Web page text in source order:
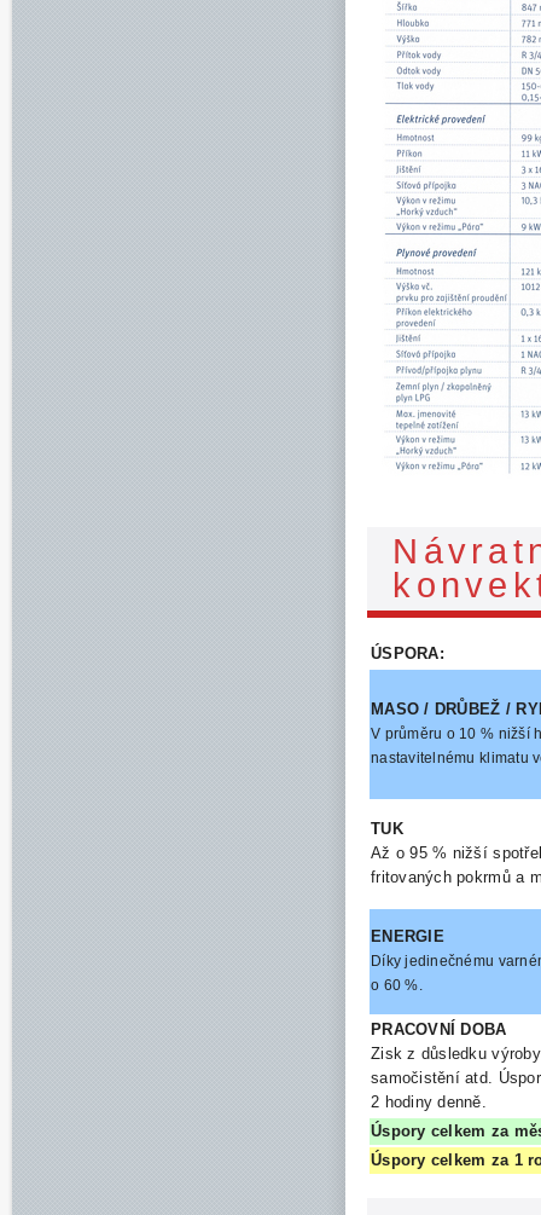
ÚSPORA:
MASO / DRŮBEŽ /
V průměru o 10 % nižší
nastavitelnému klimatu
TUK
Až o 95 % nižší
fritovaných pokrmů a
ENERGIE
Díky jedinečnému
o 60 %.
PRACOVNÍ DOBA
Zisk z důsledku
samočistění atd.
2 hodiny denně.
Úspory celkem za
Úspory celkem za 1